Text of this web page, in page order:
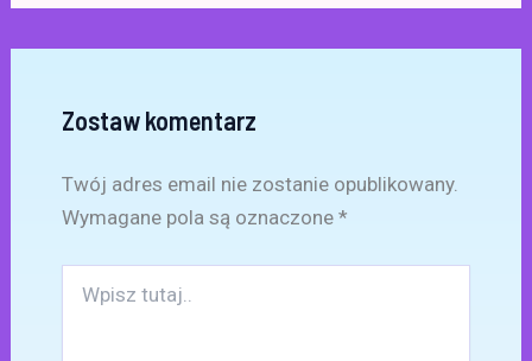
Zostaw komentarz
Twój adres email nie zostanie opublikowany.
Wymagane pola są oznaczone *
tutaj..